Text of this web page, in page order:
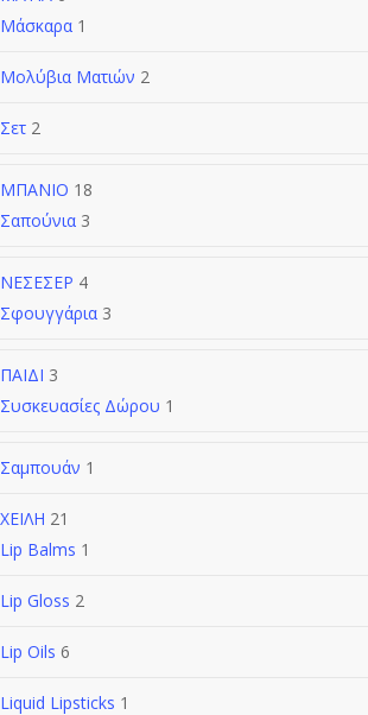
Μάσκαρα 1
Μολύβια Ματιών 2
Σετ 2
ΜΠΑΝΙΟ 18
Σαπούνια 3
ΝΕΣΕΣΕΡ 4
Σφουγγάρια 3
ΠΑΙΔΙ 3
Συσκευασίες Δώρου 1
Σαμπουάν 1
ΧΕΙΛΗ 21
Lip Balms 1
Lip Gloss 2
Lip Oils 6
Liquid Lipsticks 1